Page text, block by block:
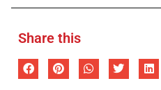
Share this